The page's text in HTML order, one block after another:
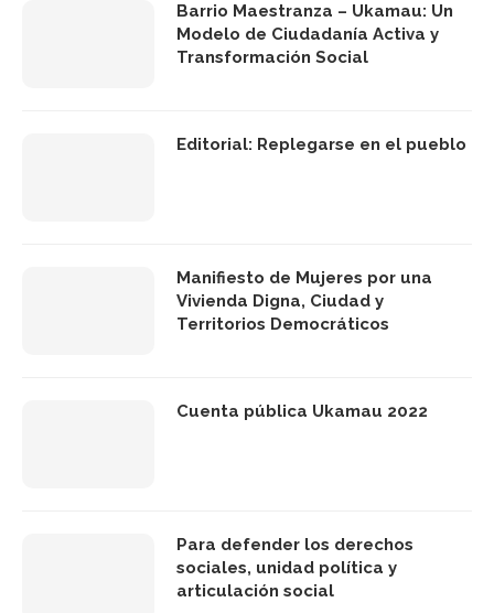
Barrio Maestranza – Ukamau: Un
Modelo de Ciudadanía Activa y
Transformación Social
Editorial: Replegarse en el pueblo
Manifiesto de Mujeres por una
Vivienda Digna, Ciudad y
Territorios Democráticos
Cuenta pública Ukamau 2022
Para defender los derechos
sociales, unidad política y
articulación social